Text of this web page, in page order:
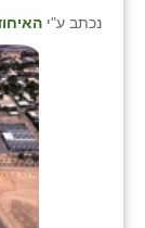
נכתב ע"י